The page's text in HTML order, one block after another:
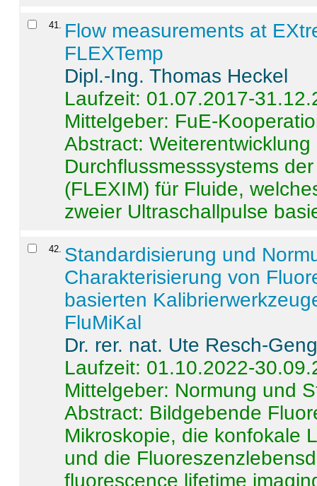
41. Flow measurements at
FLEXTemp
Dipl.-Ing. Thomas Heckel
Laufzeit: 01.07.2017-
Mittelgeber: FuE-
Abstract:
Durchflussmesssystems
(FLEXIM) für Fluide,
zweier Ultraschallpulse
42. Standardisierung und
Charakterisierung von
basierten
FluMiKal
Dr. rer. nat. Ute Resch-
Laufzeit: 01.10.2022-
Mittelgeber: Normung und
Abstract: Bildgebende
Mikroskopie, die konfokale
und die
fluorescence lifetime